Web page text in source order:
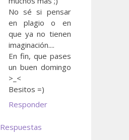
No sé si pensar
en plagio o en
que ya no tienen
imaginación....
En fin, que pases
un buen domingo
>_<
Besitos =)
Responder
Respuestas